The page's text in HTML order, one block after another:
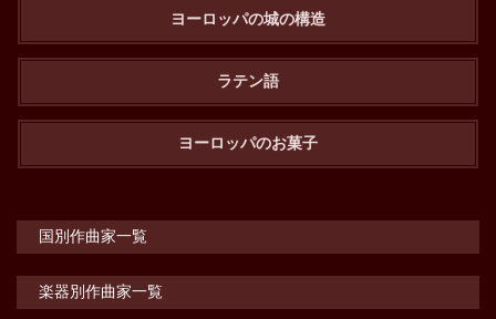
ヨーロッパの城の構造
ラテン語
ヨーロッパのお菓子
国別作曲家一覧
楽器別作曲家一覧